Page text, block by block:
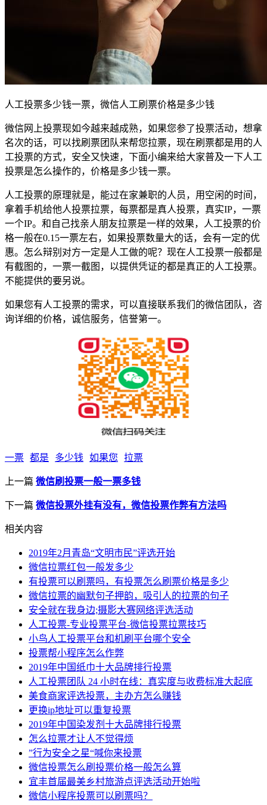
人工投票多少钱一票，微信人工刷票价格是多少钱
微信网上投票现如今越来越成熟，如果您参了投票活动，想拿
名次的话，可以找刷票团队来帮您拉票，现在刷票都是用的人
工投票的方式，安全又快速，下面小编来给大家普及一下人工
投票是怎么操作的，价格是多少钱一票。
人工投票的原理就是，能过在家兼职的人员，用空闲的时间，
拿着手机给他人投票拉票，每票都是真人投票，真实IP，一票
一个IP。和自己找亲人朋友拉票是一样的效果，人工投票的价
格一般在0.15一票左右，如果投票数量大的话，会有一定的优
惠。怎么辩别对方一定是人工做的呢？现在人工投票一般都是
有截图的，一票一截图，以提供凭证的都是真正的人工投票。
不能提供的要另说。
如果您有人工投票的需求，可以直接联系我们的微信团队，咨
询详细的价格，诚信服务，信誉第一。
一票 都是 多少钱 如果您 拉票
上一篇 微信刷投票一般一票多钱
下一篇 微信投票外挂有没有，微信投票作弊有方法吗
相关内容
2019年2月青岛“文明市民”评选开始
微信拉票红包一般发多少
有投票可以刷票吗，有投票怎么刷票价格是多少
微信拉票的幽默句子押韵，吸引人的拉票的句子
安全就在我身边;摄影大赛网络评选活动
人工投票-专业投票平台-微信投票拉票技巧
小鸟人工投票平台和机刷平台哪个安全
投票帮小程序怎么作弊
2019年中国纸巾十大品牌排行投票
人工投票团队 24 小时在线：真实度与收费标准大起底
美食商家评选投票，主办方怎么赚钱
更换ip地址可以重复投票
2019年中国染发剂十大品牌排行投票
怎么拉票才让人不觉得烦
”行为安全之星“喊你来投票
微信投票怎么刷投票价格一般怎么算
宜丰首届最美乡村旅游点评选活动开始啦
微信小程序投票可以刷票吗？